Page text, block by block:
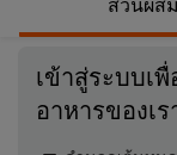
เข้าสู่ระบบเ
อาหารของเร